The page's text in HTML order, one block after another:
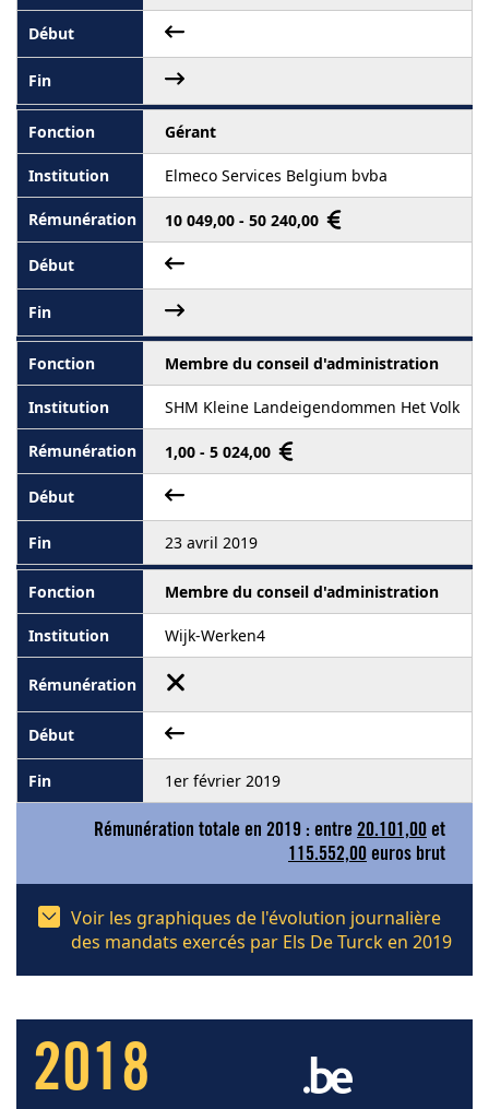
Gérant
Elmeco Services Belgium bvba
10 049,00 - 50 240,00
Membre du conseil d'administration
SHM Kleine Landeigendommen Het Volk
1,00 - 5 024,00
23 avril 2019
Membre du conseil d'administration
Wijk-Werken4
1er février 2019
Rémunération totale en 2019 : entre 20.101,00 et
115.552,00 euros brut
Voir les graphiques de l'évolution journalière
des mandats exercés par Els De Turck en 2019
2018